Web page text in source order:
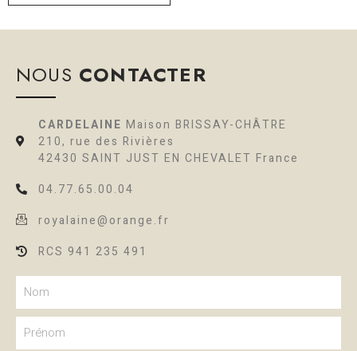
NOUS CONTACTER
CARDELAINE Maison BRISSAY-CHÂTRE
210, rue des Rivières
42430 SAINT JUST EN CHEVALET France
04.77.65.00.04
royalaine@orange.fr
RCS 941 235 491